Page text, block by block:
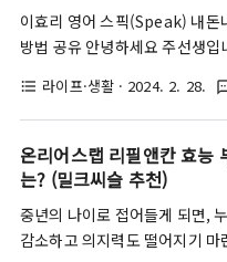
해당하는데요. 생각보다 판매처
시는 분들이 많으시기 때문에 이
중요합니다. 그리고 아시다시피
모델명만 기억하시면 쉽게 분
이효리 영어 스픽(Speak) 내돈
방법 공유 안녕하세요 주선생
기 형태로 공유해보려 합니다.
하시는 분들이시거나, 아이들
연습을 하려는 학부모님들이라
니다. :) 이효리 영어 스픽
애플리케이션입니다. 하지만 어
경에서는 이용이 어렵고, 오롯이
format_list_bulleted 라이프·생활 · 2024. 2. 28.
온리어스랩 리필앤칸 효능
는? (밀크씨슬 추천)
중년의 나이로 접어들게 되면,
감소하고 의지력도 떨어지기 마